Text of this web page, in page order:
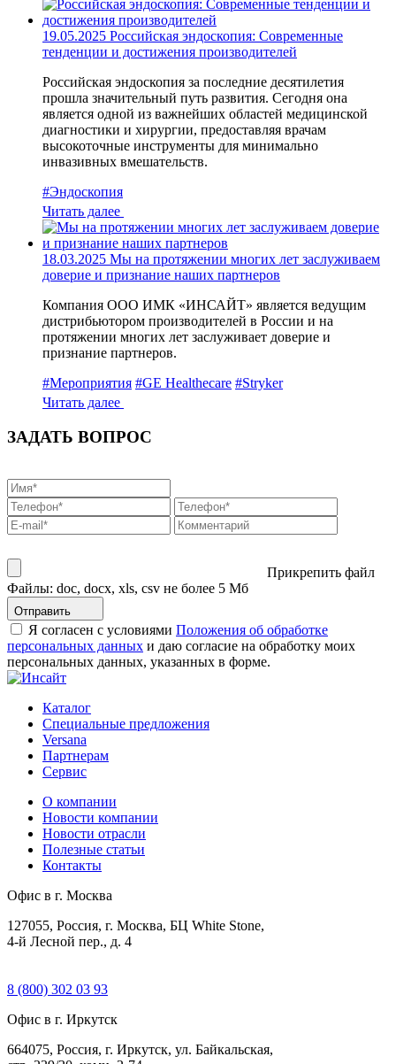
19.05.2025 Российская эндоскопия: Современные
тенденции и достижения производителей
Российская эндоскопия за последние десятилетия
прошла значительный путь развития. Сегодня она
является одной из важнейших областей медицинской
диагностики и хирургии, предоставляя врачам
высокоточные инструменты для минимально
инвазивных вмешательств.
#Эндоскопия
Читать далее
18.03.2025 Мы на протяжении многих лет заслуживаем
доверие и признание наших партнеров
Компания ООО ИМК «ИНСАЙТ» является ведущим
дистрибьютором производителей в России и на
протяжении многих лет заслуживает доверие и
признание партнеров.
#Мероприятия #GE Healthecare #Stryker
Читать далее
ЗАДАТЬ ВОПРОС
Прикрепить файл
Файлы: doc, docx, xls, csv не более 5 Мб
Отправить
Я согласен с условиями Положения об обработке
персональных данных и даю согласие на обработку моих
персональных данных, указанных в форме.
Каталог
Специальные предложения
Versana
Партнерам
Сервис
О компании
Новости компании
Новости отрасли
Полезные статьи
Контакты
Офис в г. Москва
127055, Россия, г. Москва, БЦ White Stone,
4-й Лесной пер., д. 4
8 (800) 302 03 93
Офис в г. Иркутск
664075, Россия, г. Иркутск, ул. Байкальская,